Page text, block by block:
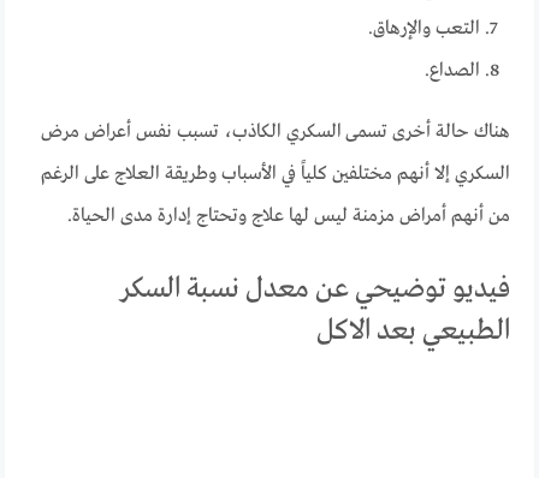
التعب والإرهاق.
الصداع.
هناك حالة أخرى تسمى السكري الكاذب، تسبب نفس أعراض مرض
السكري إلا أنهم مختلفين كلياً في الأسباب وطريقة العلاج على الرغم
من أنهم أمراض مزمنة ليس لها علاج وتحتاج إدارة مدى الحياة.
فيديو توضيحي عن معدل نسبة السكر
الطبيعي بعد الاكل